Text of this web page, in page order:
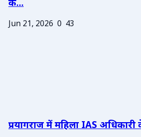
के...
Jun 21, 2026 0 43
प्रयागराज में महिला IAS